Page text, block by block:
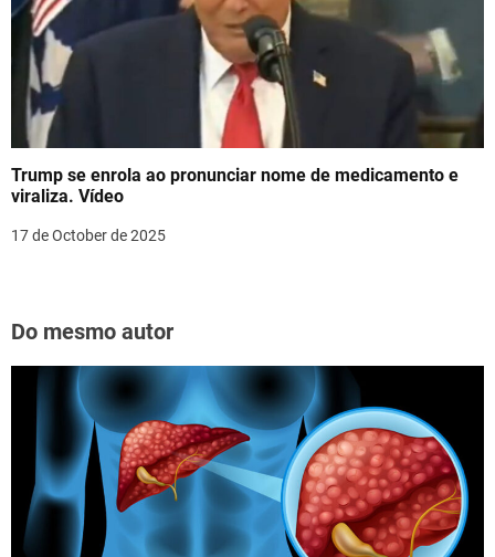
Trump se enrola ao pronunciar nome de medicamento e
viraliza. Vídeo
17 de October de 2025
Do mesmo autor